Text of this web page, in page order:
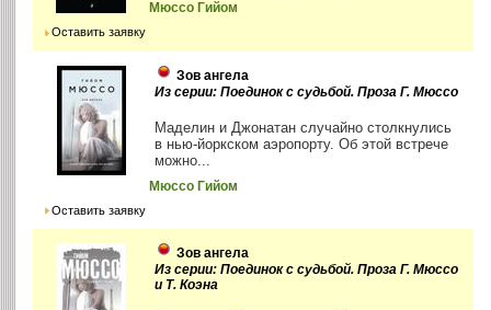
Мюссо Гийом
Оставить заявку
Зов ангела
Из серии: Поединок с судьбой. Проза Г. Мюссо
Маделин и Джонатан случайно столкнулись
в нью-йоркском аэропорту. Об этой встрече
можно...
Мюссо Гийом
Оставить заявку
Зов ангела
Из серии: Поединок с судьбой. Проза Г. Мюссо
и Т. Коэна